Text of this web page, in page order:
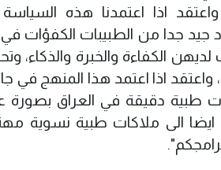
اذا اعتمدنا هذه
جدا من الطبيبات الكفؤات في
لديهن الكفاءة والخبرة
اذا اعتمد هذا المنهج في
دقيقة في العراق بصورة
ايضا الى ملاكات طبية